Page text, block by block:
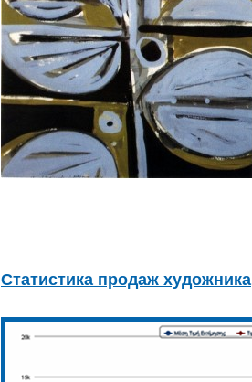
Статистика продаж художника